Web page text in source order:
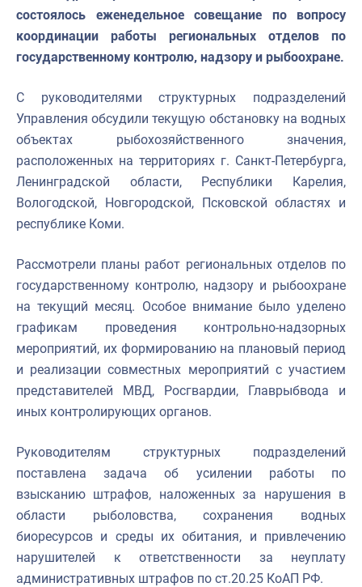
состоялось еженедельное совещание по вопросу
координации работы региональных отделов по
государственному контролю, надзору и рыбоохране.
С руководителями структурных подразделений
Управления обсудили текущую обстановку на водных
объектах рыбохозяйственного значения,
расположенных на территориях г. Санкт-Петербурга,
Ленинградской области, Республики Карелия,
Вологодской, Новгородской, Псковской областях и
республике Коми.
Рассмотрели планы работ региональных отделов по
государственному контролю, надзору и рыбоохране
на текущий месяц. Особое внимание было уделено
графикам проведения контрольно-надзорных
мероприятий, их формированию на плановый период
и реализации совместных мероприятий с участием
представителей МВД, Росгвардии, Главрыбвода и
иных контролирующих органов.
Руководителям структурных подразделений
поставлена задача об усилении работы по
взысканию штрафов, наложенных за нарушения в
области рыболовства, сохранения водных
биоресурсов и среды их обитания, и привлечению
нарушителей к ответственности за неуплату
административных штрафов по ст.20.25 КоАП РФ.